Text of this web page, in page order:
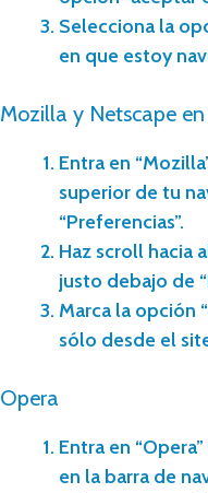
Selecciona la
en que estoy
Mozilla y Netscape
Entra en
superior de tu
“Preferencias”.
Haz scroll hacia
justo debajo de
Marca la opción
sólo desde el
Opera
Entra en
en la barra de